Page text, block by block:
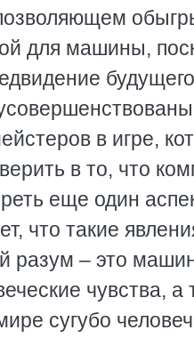
для машины,
в игре,
в то, что
еще один
что такие
разум – это
чувства,
сугубо